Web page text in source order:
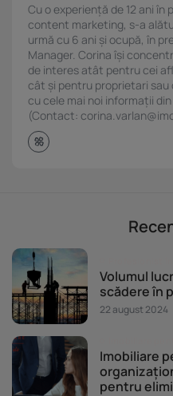
Cu o experiență de 12 ani în
content marketing, s-a
urmă cu 6 ani și ocupă, în
Manager. Corina își
de interes atât pentru cei
cât și pentru proprietari sau
cu cele mai noi informații
(Contact:
Volumul
scădere în
22 august 2024
Imobiliare
pentru